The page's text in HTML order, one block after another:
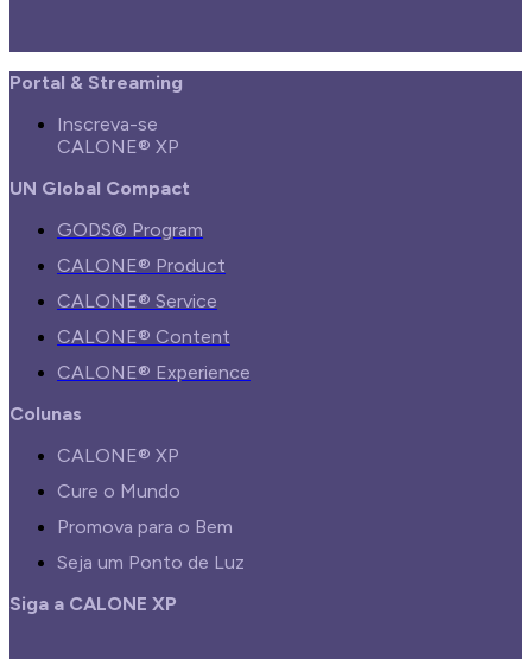
Portal & Streaming
Inscreva-se
CALONE® XP
UN Global Compact
GODS© Program
CALONE® Product
CALONE® Service
CALONE® Content
CALONE® Experience
Colunas
CALONE® XP
Cure o Mundo
Promova para o Bem
Seja um Ponto de Luz
Siga a CALONE XP